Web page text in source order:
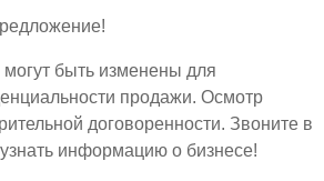
быть изменены для
продажи. Осмотр
договоренности. Звоните в
информацию о бизнесе!